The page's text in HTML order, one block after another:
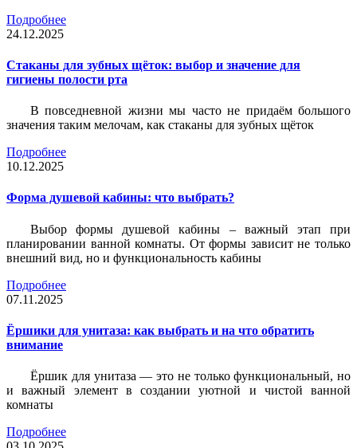
Подробнее
24.12.2025
Стаканы для зубных щёток: выбор и значение для
гигиены полости рта
В повседневной жизни мы часто не придаём большого
значения таким мелочам, как стаканы для зубных щёток
Подробнее
10.12.2025
Форма душевой кабины: что выбрать?
Выбор формы душевой кабины – важный этап при
планировании ванной комнаты. От формы зависит не только
внешний вид, но и функциональность кабины
Подробнее
07.11.2025
Ёршики для унитаза: как выбрать и на что обратить
внимание
Ёршик для унитаза — это не только функциональный, но
и важный элемент в создании уютной и чистой ванной
комнаты
Подробнее